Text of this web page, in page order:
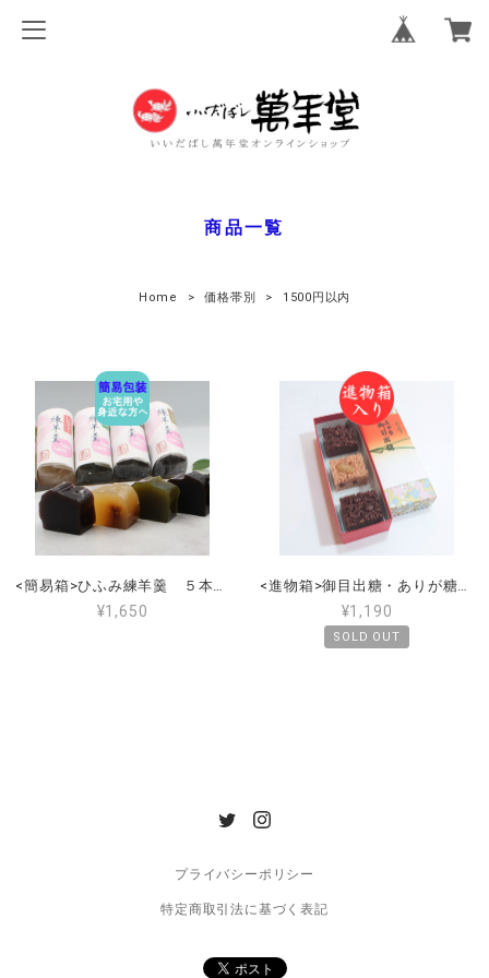
商品一覧
Home 価格帯別 1500円以内
<簡易箱>ひふみ練羊羹 ５本入（小豆こし・抹茶・黒糖・くるみ・いちじく）
¥1,650
<進物箱>御目出糖・ありが糖う ３個入（御目出糖２個・ありが糖う１個） 手提げ付き
¥1,190
SOLD OUT
プライバシーポリシー
特定商取引法に基づく表記